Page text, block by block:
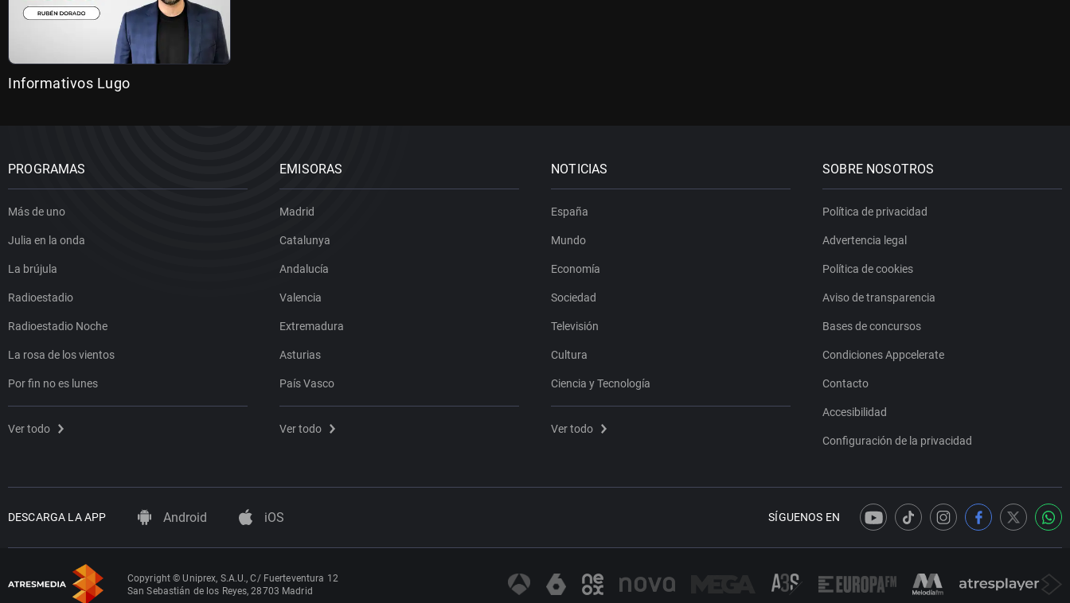
Informativos Lugo
PROGRAMAS
Más de uno
Julia en la onda
La brújula
Radioestadio
Radioestadio Noche
La rosa de los vientos
Por fin no es lunes
Ver todo
EMISORAS
Madrid
Catalunya
Andalucía
Valencia
Extremadura
Asturias
País Vasco
Ver todo
NOTICIAS
España
Mundo
Economía
Sociedad
Televisión
Cultura
Ciencia y Tecnología
Ver todo
SOBRE NOSOTROS
Política de privacidad
Advertencia legal
Política de cookies
Aviso de transparencia
Bases de concursos
Condiciones Appcelerate
Contacto
Accesibilidad
Configuración de la privacidad
DESCARGA LA APP Android iOS SÍGUENOS EN
Copyright © Uniprex, S.A.U., C/ Fuerteventura 12
San Sebastián de los Reyes, 28703 Madrid